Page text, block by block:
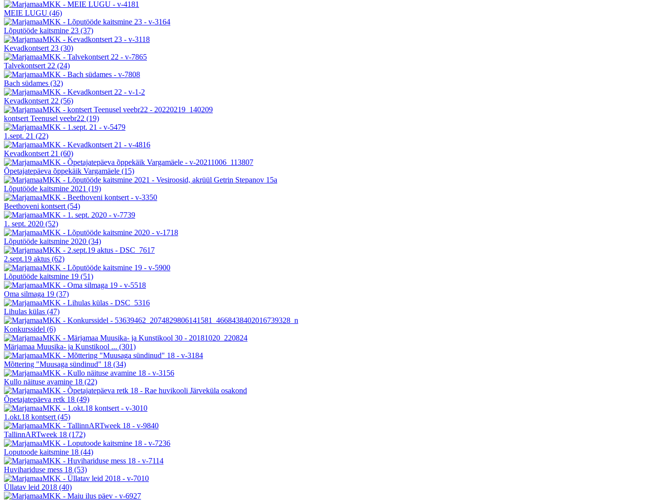
MEIE LUGU (46)
Lõputööde kaitsmine 23 (37)
Kevadkontsert 23 (30)
Talvekontsert 22 (24)
Bach südames (32)
Kevadkontsert 22 (56)
kontsert Teenusel veebr22 (19)
1.sept. 21 (22)
Kevadkontsert 21 (60)
Õpetajatepäeva õppekäik Vargamäele (15)
Lõputööde kaitsmine 2021 (19)
Beethoveni kontsert (54)
1. sept. 2020 (52)
Lõputööde kaitsmine 2020 (34)
2.sept.19 aktus (62)
Lõputööde kaitsmine 19 (51)
Oma silmaga 19 (37)
Lihulas külas (47)
Konkurssidel (6)
Märjamaa Muusika- ja Kunstikool ... (301)
Mõttering "Muusaga sündinud" 18 (34)
Kullo näituse avamine 18 (22)
Õpetajatepäeva retk 18 (49)
1.okt.18 kontsert (45)
TallinnARTweek 18 (172)
Loputoode kaitsmine 18 (44)
Huvihariduse mess 18 (53)
Üllatav leid 2018 (40)